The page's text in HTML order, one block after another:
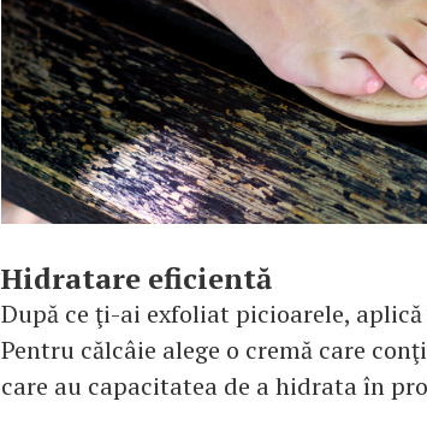
Hidratare eficientă
După ce ţi-ai exfoliat picioarele,
Pentru călcâie alege o cremă care
care au capacitatea de a hidrata în